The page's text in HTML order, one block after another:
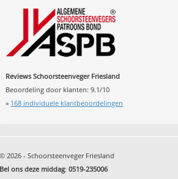
Reviews Schoorsteenveger Friesland
Beoordeling door klanten:9.1/10
» 168 individuele klantbeoordelingen
© 2026 - Schoorsteenveger Friesland
Bel ons deze middag:0519-235006